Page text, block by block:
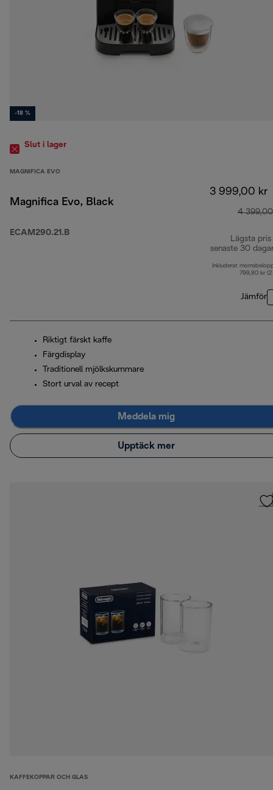
-18 %
Slut i lager
MAGNIFICA EVO
Magnifica Evo, Black
ECAM290.21.B
3 999,00 kr
4
Lägsta pris
senaste 30
Inkluderat
799,80 kr
Jämför
Riktigt färskt kaffe
Färgdisplay
Traditionell mjölkskummare
Stort urval av recept
Meddela mig
Upptäck mer
KAFFEKOPPAR OCH GLAS